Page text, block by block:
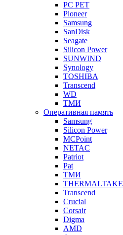
PC PET
Pioneer
Samsung
SanDisk
Seagate
Silicon Power
SUNWIND
Synology
TOSHIBA
Transcend
WD
ТМИ
Оперативная память
Samsung
Silicon Power
MCPoint
NETAC
Patriot
Pat
ТМИ
THERMALTAKE
Transcend
Crucial
Corsair
Digma
AMD